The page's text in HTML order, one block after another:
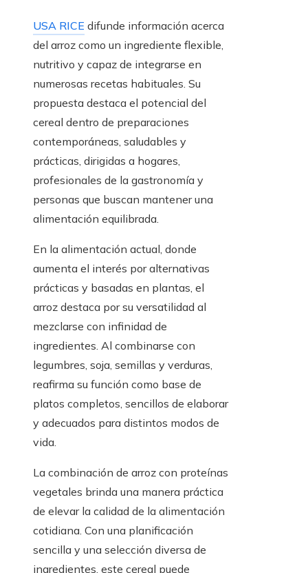
USA RICE difunde información acerca
del arroz como un ingrediente flexible,
nutritivo y capaz de integrarse en
numerosas recetas habituales. Su
propuesta destaca el potencial del
cereal dentro de preparaciones
contemporáneas, saludables y
prácticas, dirigidas a hogares,
profesionales de la gastronomía y
personas que buscan mantener una
alimentación equilibrada.
En la alimentación actual, donde
aumenta el interés por alternativas
prácticas y basadas en plantas, el
arroz destaca por su versatilidad al
mezclarse con infinidad de
ingredientes. Al combinarse con
legumbres, soja, semillas y verduras,
reafirma su función como base de
platos completos, sencillos de elaborar
y adecuados para distintos modos de
vida.
La combinación de arroz con proteínas
vegetales brinda una manera práctica
de elevar la calidad de la alimentación
cotidiana. Con una planificación
sencilla y una selección diversa de
ingredientes, este cereal puede